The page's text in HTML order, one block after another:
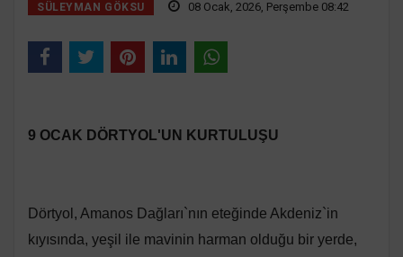
SÜLEYMAN GÖKSU 08 Ocak, 2026, Perşembe 08:42
9 OCAK DÖRTYOL'UN KURTULUŞU
Dörtyol, Amanos Dağları`nın eteğinde Akdeniz`in
kıyısında, yeşil ile mavinin harman olduğu bir yerde,